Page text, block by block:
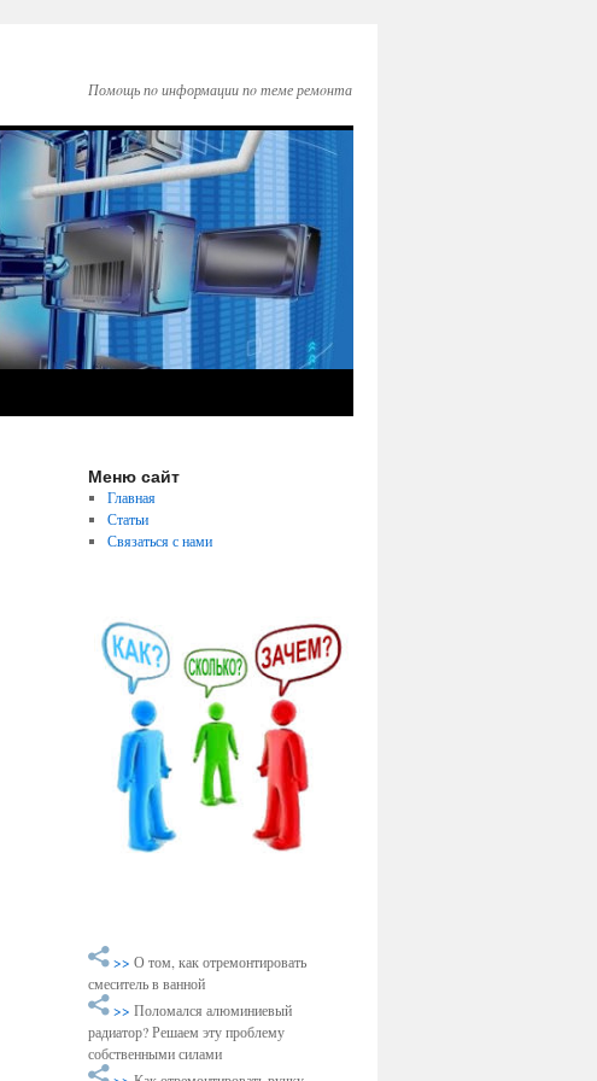
Помοщь пο информации пο теме ремοнта
Меню сайт
Главная
Статьи
Связаться с нами
>> О том, как отремонтировать
смеситель в ванной
>> Поломался алюминиевый
радиатор? Решаем эту проблему
собственными силами